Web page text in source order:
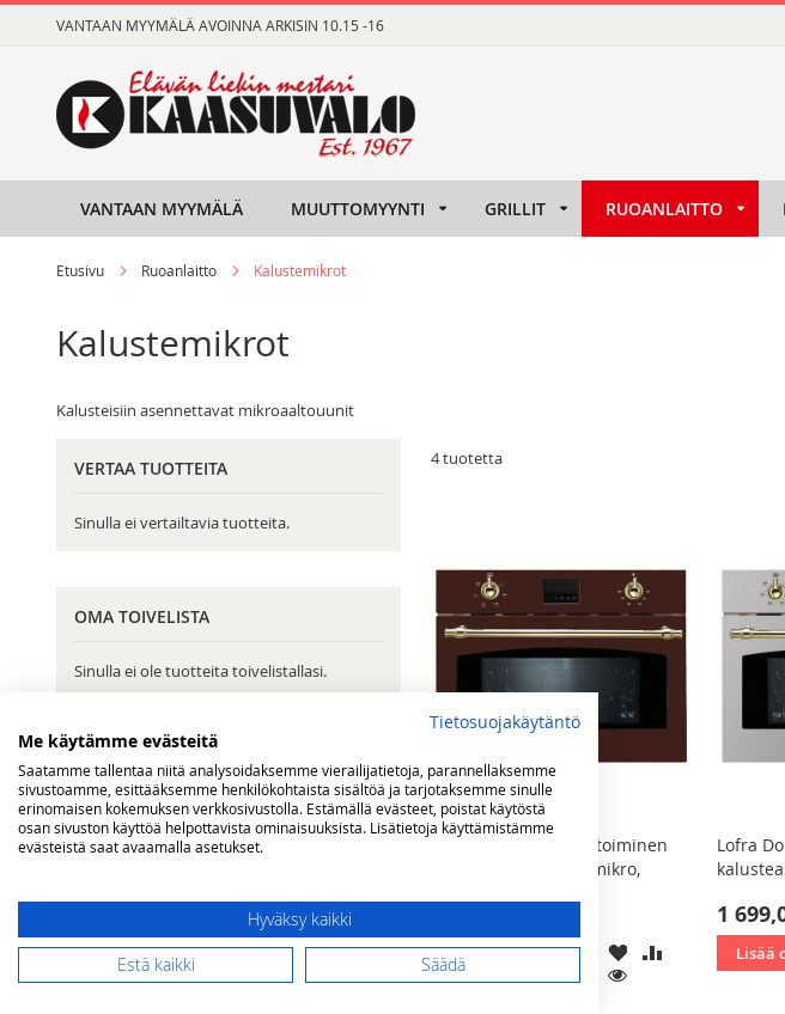
to
VANTAAN MYYMÄLÄ AVOINNA ARKISIN 10.15 -16
VANTAAN MYYMÄLÄ MUUTTOMYYNTI GRILLIT RUOANLAITTO
Etusivu Ruoanlaitto Kalustemikrot
Kalustemikrot
Kalusteisiin asennettavat mikroaaltouunit
4tuotetta
Lofra DolceVita monitoiminen
kalusteasennettava mikro,
Lisää ostoskoriin
LISÄÄ
TOIVELISTAAN
LISÄÄ
VERTAILUUN
KATSO
Lofra
1
Lisää
VERTAA TUOTTEITA
Sinulla ei vertailtavia tuotteita.
OMA TOIVELISTA
Sinulla ei ole tuotteita toivelistallasi.
Tietosuojakäytäntö
Me käytämme evästeitä
Saatamme tallentaa niitä analysoidaksemme vierailijatietoja, parannellaksemme
sivustoamme, esittääksemme henkilökohtaista sisältöä ja tarjotaksemme sinulle
erinomaisen kokemuksen verkkosivustolla. Estämällä evästeet, poistat käytöstä
osan sivuston käyttöä helpottavista ominaisuuksista. Lisätietoja käyttämistämme
evästeistä saat avaamalla asetukset.
Hyväksy kaikki
Estä kaikki Säädä